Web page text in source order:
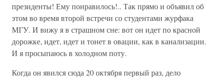
президенты! Ему понравилось!.. Так прямо и объявил об
этом во время второй встречи со студентами журфака
МГУ. И вижу я в страшном сне: вот он идет по красной
дорожке, идет, идет и тонет в овации, как в канализации.
И я просыпаюсь в холодном поту.
Когда он явился сюда 20 октября первый раз, дело